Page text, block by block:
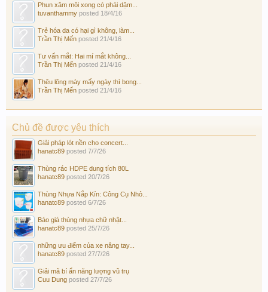
Phun xăm môi xong có phải dặm...
tuvanthammy posted 18/4/16
Trẻ hóa da có hại gì không, làm...
Trần Thị Mến posted 21/4/16
Tư vấn mắt: Hai mí mắt không...
Trần Thị Mến posted 21/4/16
Thêu lông mày mấy ngày thì bong...
Trần Thị Mến posted 21/4/16
Chủ đề được yêu thích
Giải pháp lót nền cho concert...
hanatc89 posted 7/7/26
Thùng rác HDPE dung tích 80L
hanatc89 posted 20/7/26
Thùng Nhựa Nắp Kín: Công Cụ Nhỏ...
hanatc89 posted 6/7/26
Báo giá thùng nhựa chữ nhật...
hanatc89 posted 25/7/26
những ưu điểm của xe nâng tay...
hanatc89 posted 27/7/26
Giải mã bí ẩn năng lượng vũ trụ
Cuu Dung posted 27/7/26